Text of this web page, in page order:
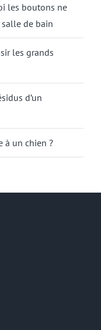
les boutons ne
de bain
les grands
d’un
à un chien ?